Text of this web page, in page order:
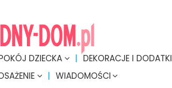
DZIECKA DEKORACJE I DODATKI
WIADOMOŚCI